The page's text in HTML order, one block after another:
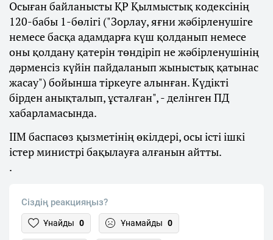
Осыған байланысты ҚР Қылмыстық кодексінің
120-бабы 1-бөлігі ("Зорлау, яғни жәбірленушіге
немесе басқа адамдарға күш қолданып немесе
оны қолдану қатерін төндіріп не жәбірленушінің
дәрменсіз күйін пайдаланып жыныстық қатынас
жасау") бойынша тіркеуге алынған. Күдікті
бірден анықталып, ұсталған", - делінген ПД
хабарламасында.
ІІМ баспасөз қызметінің өкілдері, осы істі ішкі
істер министрі бақылауға алғанын айтты.
.
Сіздің реакцияңыз?
Ұнайды 0 Ұнамайды 0